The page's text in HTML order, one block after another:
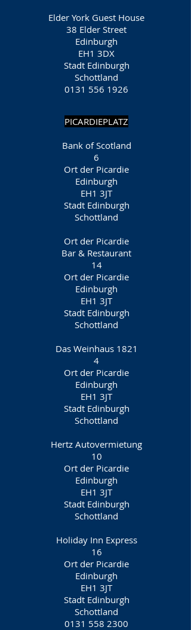
Elder York Guest House
38 Elder Street
Edinburgh
EH1 3DX
Stadt Edinburgh
Schottland
0131 556 1926
PICARDIEPLATZ
Bank of Scotland
6
Ort der Picardie
Edinburgh
EH1 3JT
Stadt Edinburgh
Schottland
Ort der Picardie
Bar & Restaurant
14
Ort der Picardie
Edinburgh
EH1 3JT
Stadt Edinburgh
Schottland
Das Weinhaus 1821
4
Ort der Picardie
Edinburgh
EH1 3JT
Stadt Edinburgh
Schottland
Hertz Autovermietung
10
Ort der Picardie
Edinburgh
EH1 3JT
Stadt Edinburgh
Schottland
Holiday Inn Express
16
Ort der Picardie
Edinburgh
EH1 3JT
Stadt Edinburgh
Schottland
0131 558 2300